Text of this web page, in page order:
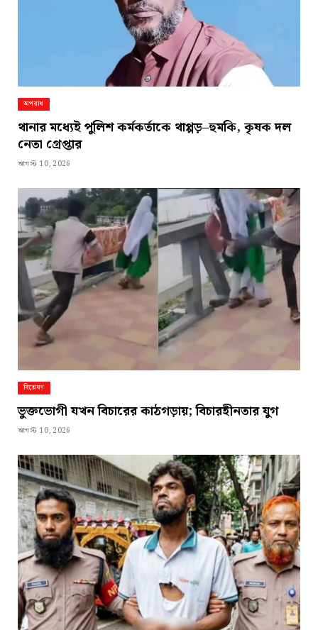
অপরাধ
থানার মধ্যেই পুলিশ কর্মকর্তাকে থাপ্পড়–হুমকি, কৃষক দল
নেতা গ্রেপ্তার
আগস্ট 10, 2026
বিশ্লেষণ
ভুক্তভোগী যখন বিচারের কাঠগড়ায়; বিচারহীনতার যুগ
আগস্ট 10, 2026